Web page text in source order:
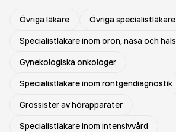
Övriga läkare
Övriga specialistläkare
Specialistläkare inom öron, näsa och hals
Gynekologiska onkologer
Specialistläkare inom röntgendiagnostik
Grossister av hörapparater
Specialistläkare inom intensivvård